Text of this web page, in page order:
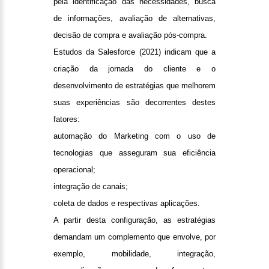
de informações, avaliação de alternativas,
decisão de compra e avaliação pós-compra.
Estudos da Salesforce (2021) indicam que a
criação da jornada do cliente e o
desenvolvimento de estratégias que melhorem
suas experiências são decorrentes destes
fatores:
automação do Marketing com o uso de
tecnologias que asseguram sua eficiência
operacional;
integração de canais;
coleta de dados e respectivas aplicações.
A partir desta configuração, as estratégias
demandam um complemento que envolve, por
exemplo, mobilidade, integração,